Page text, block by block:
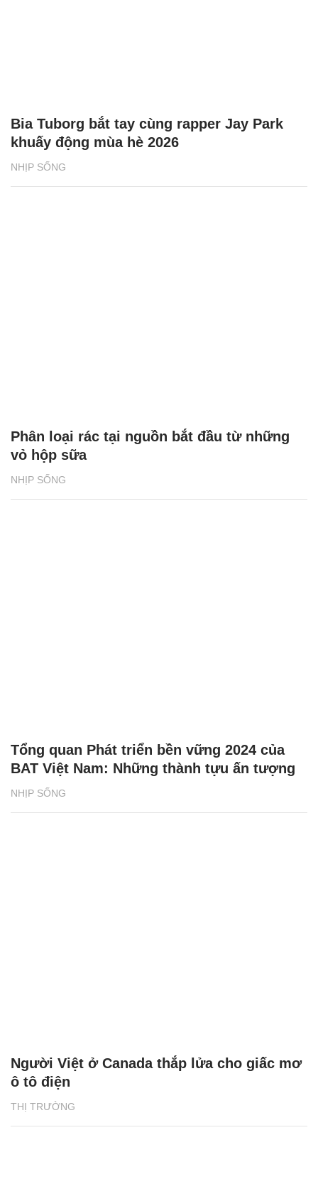
NHỊP SỐNG
Bia Tuborg bắt tay cùng rapper Jay Park
khuấy động mùa hè 2026
NHỊP SỐNG
Phân loại rác tại nguồn bắt đầu từ những
vỏ hộp sữa
NHỊP SỐNG
Tổng quan Phát triển bền vững 2024 của
BAT Việt Nam: Những thành tựu ấn tượng
THỊ TRƯỜNG
Người Việt ở Canada thắp lửa cho giấc mơ
ô tô điện